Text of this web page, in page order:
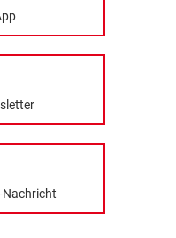
Nachricht